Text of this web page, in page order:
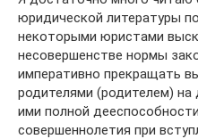
юридической литературы
некоторыми юристами
несовершенстве нормы
императивно прекращать
родителями (родителем) на
ими полной
совершеннолетия при